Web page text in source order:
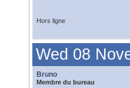
Hors ligne
Wed 08
Bruno
Membre du bureau